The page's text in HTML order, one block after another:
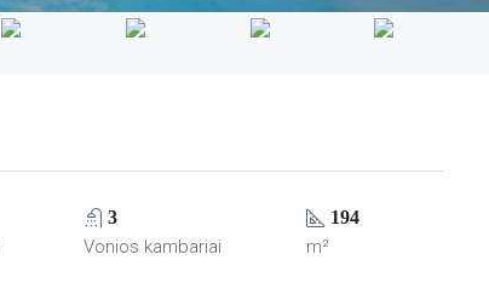
3
Vonios kambariai
194
m²